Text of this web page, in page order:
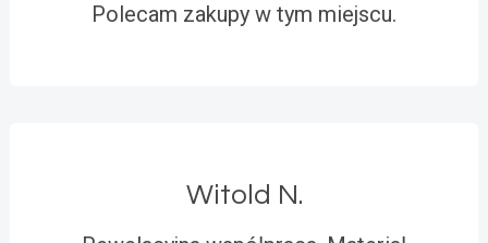
Polecam zakupy w tym miejscu.
Witold N.